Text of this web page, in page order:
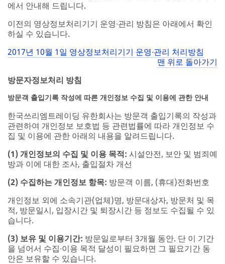
에서 안내해 드립니다.
이전의 영상정보처리기기 운영∙관리 방침은 아래에서 확인
하실 수 있습니다.
2017년 10월 1일 영상정보처리기기 운영∙관리 처리방침
맨 위로 돌아가기
방문자정보처리 방침
방문객 출입기록 작성에 따른 개인정보 수집 및 이용에 관한 안내
한국쓰리엠트레이딩 유한회사는 방문객 출입기록의 작성과
관련하여 개인정보 보호법 등 관련법률에 따라 개인정보 수
집 및 이용에 관한 아래의 내용을 알려드립니다.
(1) 개인정보의 수집 및 이용 목적: 시설안전, 보안 및 범죄예
방과 이에 대한 조사, 출입절차 개선
(2) 수집하는 개인정보 항목: 방문객 이름, (휴대)전화번호
개인정보 외에 소속기관(업체)명, 방문대상자, 방문처 및 목
적, 방문일시, 입장시간 및 퇴장시간 등 정보도 수집될 수 있
습니다.
(3) 보유 및 이용기간: 방문일로부터 3개월 동안. 단 이 기간
을 넘어서 수집∙이용 목적 달성이 필요하면 그 필요기간 동
안은 보유할 수 있습니다.